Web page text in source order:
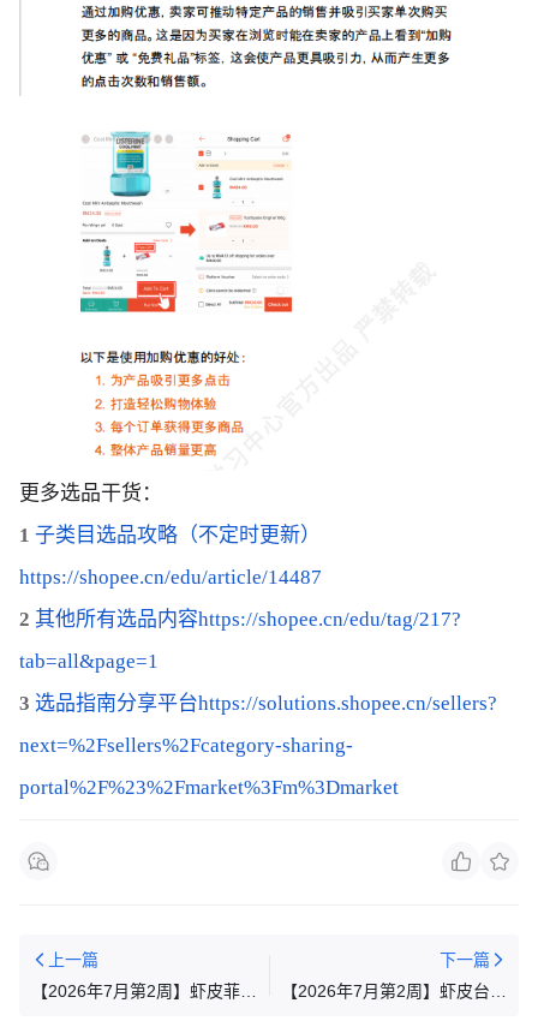
更多选品干货 ：
1 子类 目 选品攻略（不定时更新）
https://shopee.cn/edu/article/14487
2 其他所有选品内容https://shopee.cn/edu/tag/217?
tab=all&page=1
3 选品指南分享平台https://solutions.shopee.cn/sellers?
next=%2Fsellers%2Fcategory-sharing-
portal%2F%23%2Fmarket%3Fm%3Dmarket
上一篇
【2026年7月第2周】虾皮菲律
下一篇
【2026年7月第2周】虾皮台湾